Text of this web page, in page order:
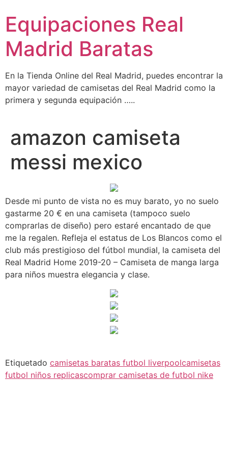
contenido
Equipaciones Real
Madrid Baratas
En la Tienda Online del Real Madrid, puedes encontrar la
mayor variedad de camisetas del Real Madrid como la
primera y segunda equipación …..
amazon camiseta
messi mexico
Desde mi punto de vista no es muy barato, yo no suelo
gastarme 20 € en una camiseta (tampoco suelo
comprarlas de diseño) pero estaré encantado de que
me la regalen. Refleja el estatus de Los Blancos como el
club más prestigioso del fútbol mundial, la camiseta del
Real Madrid Home 2019-20 – Camiseta de manga larga
para niños muestra elegancia y clase.
Etiquetado camisetas baratas futbol liverpoolcamisetas
futbol niños replicascomprar camisetas de futbol nike